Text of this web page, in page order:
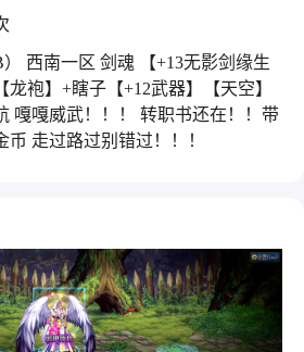
） 西南一区 剑魂 【+13无影剑缘生
龙袍】+瞎子【+12武器】【天空】
嘎嘎威武！！！ 转职书还在！！带
币 走过路过别错过！！！